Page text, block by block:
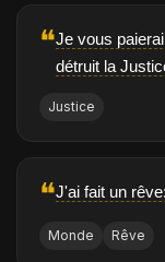
❝Je vous
détruit la
Justice
❝J'ai fait un
Monde Rêve